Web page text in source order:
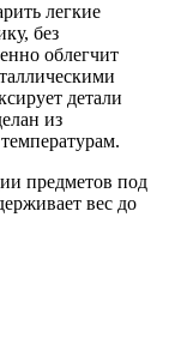
легкие
без
облегчит
детали
из
предметов под
вес до